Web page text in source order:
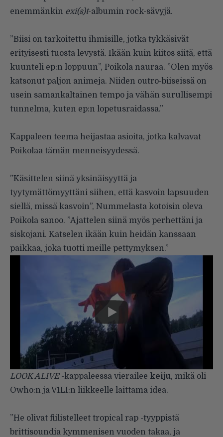
enemmänkin exi(s)t-albumin rock-sävyjä.
”Biisi on tarkoitettu ihmisille, jotka tykkäsivät
erityisesti tuosta levystä. Ikään kuin kiitos siitä, että
kuunteli ep:n loppuun”, Poikola nauraa. ”Olen myös
katsonut paljon animeja. Niiden outro-biiseissä on
usein samankaltainen tempo ja vähän surullisempi
tunnelma, kuten ep:n lopetusraidassa.”
Kappaleen teema heijastaa asioita, jotka kalvavat
Poikolaa tämän menneisyydessä.
”Käsittelen siinä yksinäisyyttä ja
tyytymättömyyttäni siihen, että kasvoin lapsuuden
siellä, missä kasvoin”, Nummelasta kotoisin oleva
Poikola sanoo. ”Ajattelen siinä myös perhettäni ja
siskojani. Katselen ikään kuin heidän kanssaan
paikkaa, joka tuotti meille pettymyksen.”
LOOK ALIVE-kappaleessa vierailee keiju, mikä oli
Owho:n ja V1LI:n liikkeelle laittama idea.
”He olivat fiilistelleet tropical rap -tyyppistä
brittisoundia kymmenisen vuoden takaa, ja